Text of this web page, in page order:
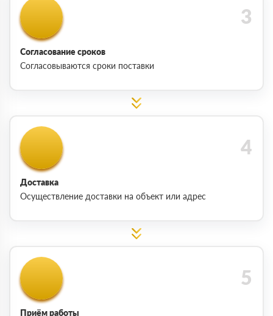
Согласование сроков
Согласовываются сроки поставки
Доставка
Осуществление доставки на объект или адрес
Приём работы